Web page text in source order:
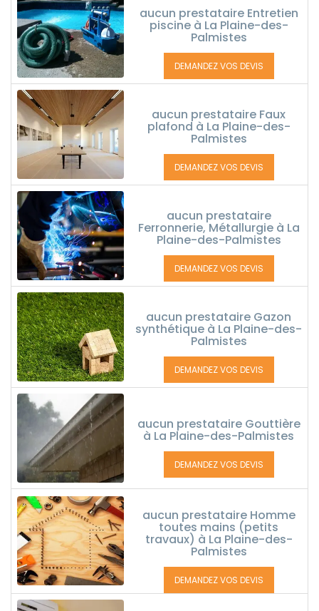
aucun prestataire Entretien
piscine à La Plaine-des-
Palmistes
DEMANDEZ VOS DEVIS
aucun prestataire Faux
plafond à La Plaine-des-
Palmistes
DEMANDEZ VOS DEVIS
aucun prestataire
Ferronnerie, Métallurgie à La
Plaine-des-Palmistes
DEMANDEZ VOS DEVIS
aucun prestataire Gazon
synthétique à La Plaine-des-
Palmistes
DEMANDEZ VOS DEVIS
aucun prestataire Gouttière
à La Plaine-des-Palmistes
DEMANDEZ VOS DEVIS
aucun prestataire Homme
toutes mains (petits
travaux) à La Plaine-des-
Palmistes
DEMANDEZ VOS DEVIS